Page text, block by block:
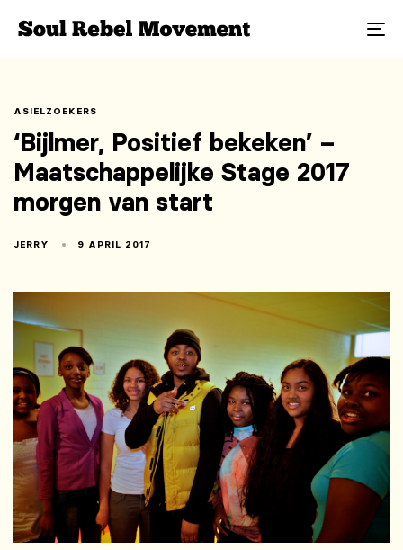
ASIELZOEKERS
‘Bijlmer, Positief bekeken’ –
Maatschappelijke Stage 2017
morgen van start
JERRY 9 APRIL 2017